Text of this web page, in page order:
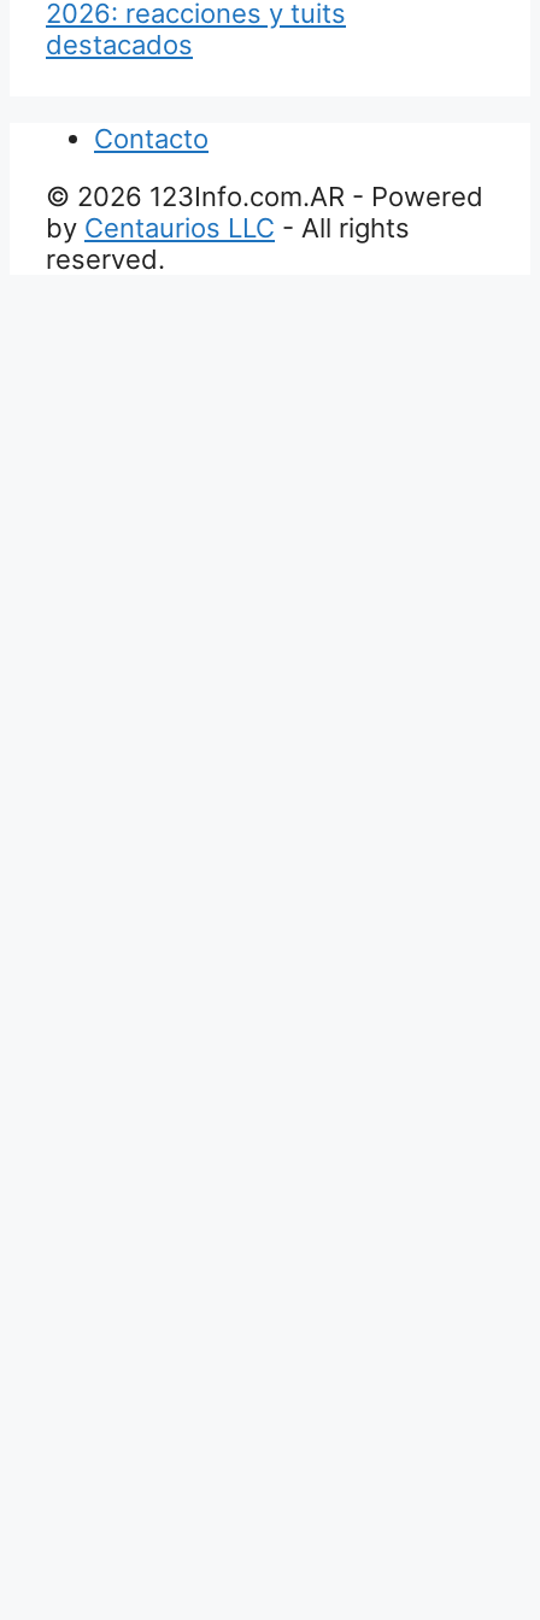
2026: reacciones y tuits
destacados
Contacto
© 2026 123Info.com.AR - Powered
by Centaurios LLC - All rights
reserved.